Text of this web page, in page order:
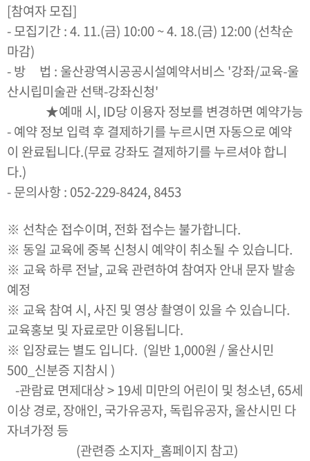
[참여자 모집]
- 모집기간 : 4. 11.(금) 10:00 ~ 4. 18.(금) 12:00 (선착순
마감)
- 방 법 : 울산광역시공공시설예약서비스 '강좌/교육-울
산시립미술관 선택-강좌신청'
★예매 시, ID당 이용자 정보를 변경하면 예약가능
- 예약 정보 입력 후 결제하기를 누르시면 자동으로 예약
이 완료됩니다.(무료 강좌도 결제하기를 누르셔야 합니
다.)
- 문의사항 : 052-229-8424, 8453
※ 선착순 접수이며, 전화 접수는 불가합니다.
※ 동일 교육에 중복 신청시 예약이 취소될 수 있습니다.
※ 교육 하루 전날, 교육 관련하여 참여자 안내 문자 발송
예정
※ 교육 참여 시, 사진 및 영상 촬영이 있을 수 있습니다.
교육홍보 및 자료로만 이용됩니다.
※ 입장료는 별도 입니다. (일반 1,000원 / 울산시민
500_신분증 지참시 )
-관람료 면제대상 > 19세 미만의 어린이 및 청소년, 65세
이상 경로, 장애인, 국가유공자, 독립유공자, 울산시민 다
자녀가정 등
(관련증 소지자_홈페이지 참고)